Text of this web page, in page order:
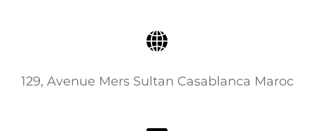
129, Avenue Mers Sultan Casablanca Maroc